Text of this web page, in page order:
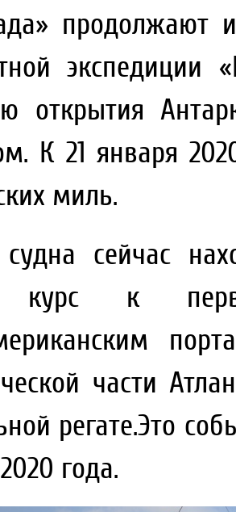
продолжают
открытия
К 21 января
миль.
сейчас
курс к
части
регате.Это
года.